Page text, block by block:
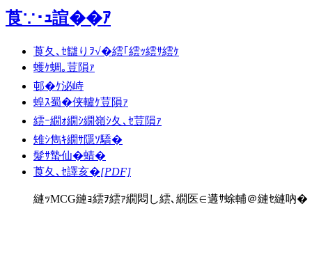
莨∵･ｭ諠��ｱ
莨夂､ｾ讎りｦ√�繧｢繧ｯ繧ｻ繧ｹ
蠖ｹ蜩｡荳隕ｧ
邨�ｹ泌峙
蝗ｽ蜀�侠轤ｹ荳隕ｧ
繧ｰ繝ｫ繝ｼ繝嶺ｼ夂､ｾ荳隕ｧ
雉ｼ雋ｷ繝ｻ隱ｿ驕�
髮ｻ蟄仙�蜻�
莨夂､ｾ譯亥�[PDF]
縺ｯMCG縺ｮ繧ｦ繧ｧ繝悶し繧､繝医∈遘ｻ蜍輔＠縺ｾ縺吶�